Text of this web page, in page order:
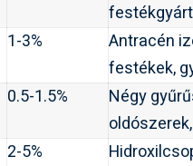
1-3%
Antracén
festékek,
0.5-1.5%
Négy
2-5%